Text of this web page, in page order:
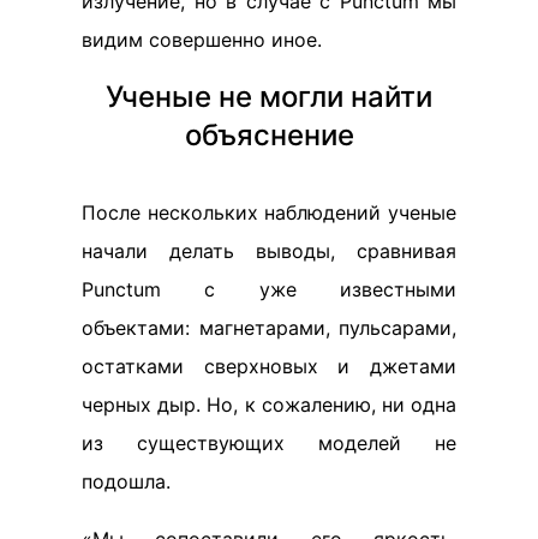
видим совершенно иное.
Ученые не могли найти
объяснение
После нескольких наблюдений ученые
начали делать выводы, сравнивая
Punctum с уже известными
объектами: магнетарами, пульсарами,
остатками сверхновых и джетами
черных дыр. Но, к сожалению, ни одна
из существующих моделей не
подошла.